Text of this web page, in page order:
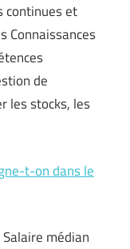
continues et
Connaissances
de
les stocks, les
t-on dans le
médian